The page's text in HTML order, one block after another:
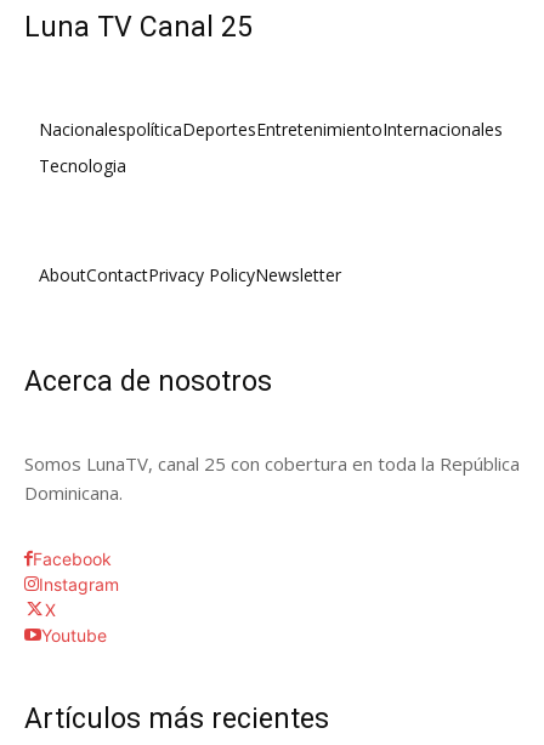
Luna TV Canal 25
NacionalespolíticaDeportesEntretenimientoInternacionales
Tecnologia
AboutContactPrivacy PolicyNewsletter
Acerca de nosotros
Somos LunaTV, canal 25 con cobertura en toda la República
Dominicana.
Facebook
Instagram
X
Youtube
Artículos más recientes